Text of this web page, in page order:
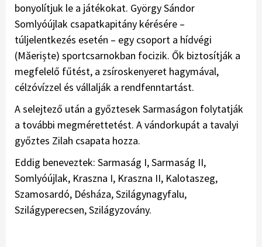
bonyolítjuk le a játékokat. György Sándor
Somlyóújlak csapatkapitány kérésére –
túljelentkezés esetén – egy csoport a hídvégi
(Măeriște) sportcsarnokban focizik. Ők biztosítják a
megfelelő fűtést, a zsíroskenyeret hagymával,
célzóvízzel és vállalják a rendfenntartást.
A selejtező után a győztesek Sarmaságon folytatják
a további megmérettetést. A vándorkupát a tavalyi
győztes Zilah csapata hozza.
Eddig beneveztek: Sarmaság I, Sarmaság II,
Somlyóújlak, Kraszna I, Kraszna II, Kalotaszeg,
Szamosardó, Désháza, Szilágynagyfalu,
Szilágyperecsen, Szilágyzovány.